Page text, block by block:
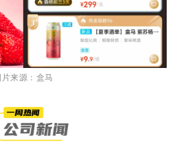
片来源：盒马